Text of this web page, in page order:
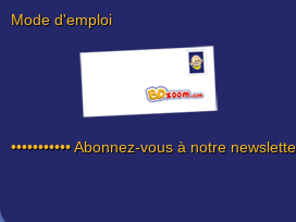
Mode d'emploi
••••••••••• Abonnez-vous à notre newsletter